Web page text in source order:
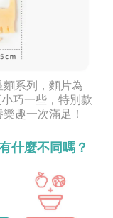
麵系列，麵片為
巧一些，特別款
趣一次滿足！
什麼不同嗎？